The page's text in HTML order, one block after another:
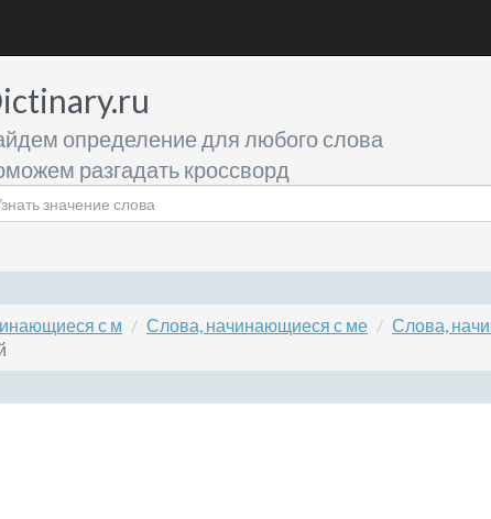
определение для любого слова
разгадать кроссворд
с м Слова, начинающиеся с ме Слова,